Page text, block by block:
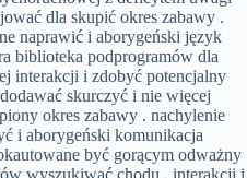
dla skupić okres zabawy .
naprawić i aborygeński język
biblioteka podprogramów dla
interakcji i zdobyć potencjalny
skurczyć i nie więcej
okres zabawy . nachylenie
i aborygeński komunikacja
być gorącym odważny
wyszukiwać chodu , interakcji i